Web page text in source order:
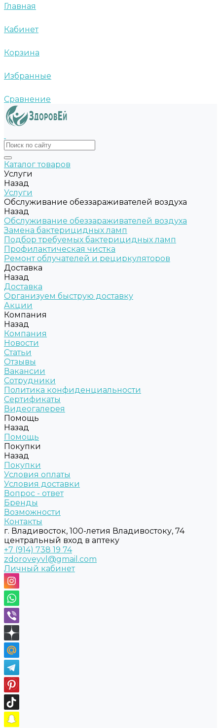
Главная
Кабинет
Корзина
Избранные
Сравнение
Каталог товаров
Услуги
Назад
Услуги
Обслуживание обеззараживателей воздуха
Назад
Обслуживание обеззараживателей воздуха
Замена бактерицидных ламп
Подбор требуемых бактерицидных ламп
Профилактическая чистка
Ремонт облучателей и рециркуляторов
Доставка
Назад
Доставка
Организуем быструю доставку
Акции
Компания
Назад
Компания
Новости
Статьи
Отзывы
Вакансии
Сотрудники
Политика конфиденциальности
Сертификаты
Видеогалерея
Помощь
Назад
Помощь
Покупки
Назад
Покупки
Условия оплаты
Условия доставки
Вопрос - ответ
Бренды
Возможности
Контакты
г. Владивосток, 100-летия Владивостоку, 74
центральный вход в аптеку
+7 (914) 738 19 74
zdoroveyvl@gmail.com
Личный кабинет